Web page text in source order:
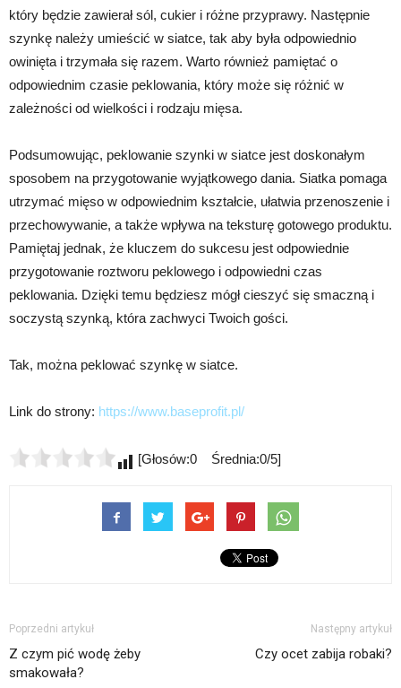
który będzie zawierał sól, cukier i różne przyprawy. Następnie
szynkę należy umieścić w siatce, tak aby była odpowiednio
owinięta i trzymała się razem. Warto również pamiętać o
odpowiednim czasie peklowania, który może się różnić w
zależności od wielkości i rodzaju mięsa.
Podsumowując, peklowanie szynki w siatce jest doskonałym
sposobem na przygotowanie wyjątkowego dania. Siatka pomaga
utrzymać mięso w odpowiednim kształcie, ułatwia przenoszenie i
przechowywanie, a także wpływa na teksturę gotowego produktu.
Pamiętaj jednak, że kluczem do sukcesu jest odpowiednie
przygotowanie roztworu peklowego i odpowiedni czas
peklowania. Dzięki temu będziesz mógł cieszyć się smaczną i
soczystą szynką, która zachwyci Twoich gości.
Tak, można peklować szynkę w siatce.
Link do strony: https://www.baseprofit.pl/
[Głosów:0 Średnia:0/5]
Poprzedni artykuł
Z czym pić wodę żeby
smakowała?
Następny artykuł
Czy ocet zabija robaki?